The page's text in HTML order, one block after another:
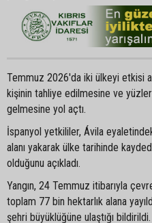
Temmuz 2026'da iki ülkeyi etkisi
kişinin tahliye edilmesine ve
gelmesine yol açtı.
İspanyol yetkililer, Ávila
alanı yakarak ülke tarihinde
olduğunu açıkladı.
Yangın, 24 Temmuz itibarıyla
toplam 77 bin hektarlık alana
şehri büyüklüğüne ulaştığı bildirildi.